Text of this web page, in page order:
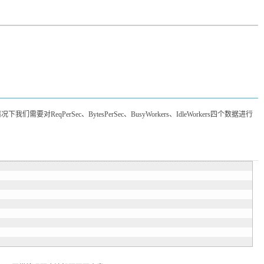
我们需要对ReqPerSec、BytesPerSec、BusyWorkers、IdleWorkers四个数据进行